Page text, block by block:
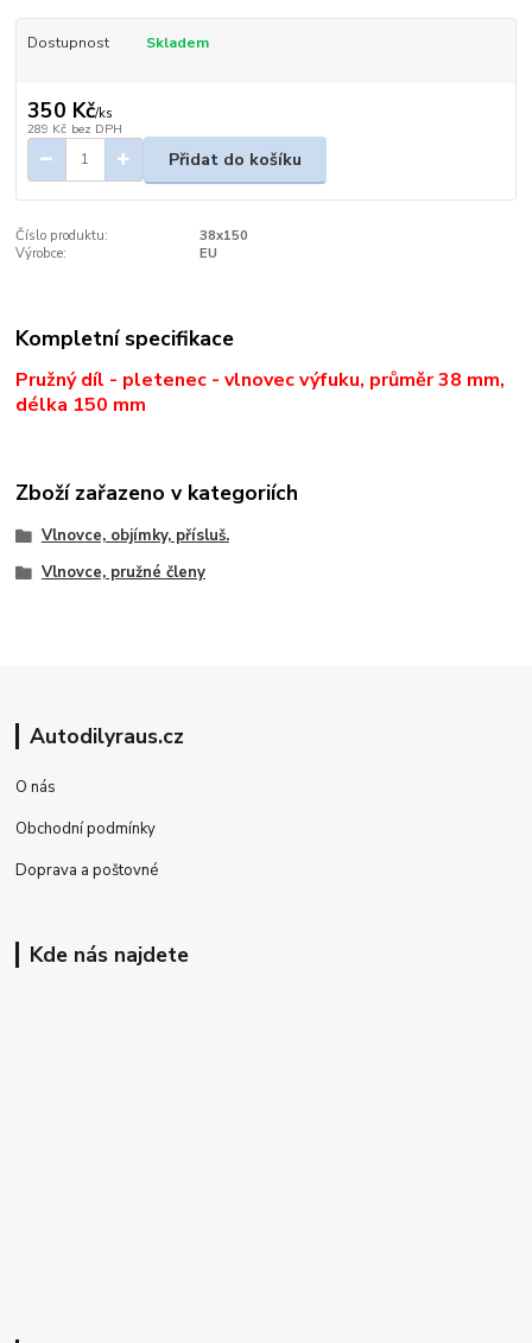
Dostupnost Skladem
350 Kč/ks
289 Kč bez DPH
Přidat do košíku
Číslo produktu:
38x150
Výrobce:
EU
Kompletní specifikace
Pružný díl - pletenec - vlnovec výfuku, průměr 38 mm,
délka 150 mm
Zboží zařazeno v kategoriích
Vlnovce, objímky, přísluš.
Vlnovce, pružné členy
Autodilyraus.cz
O nás
Obchodní podmínky
Doprava a poštovné
Kde nás najdete